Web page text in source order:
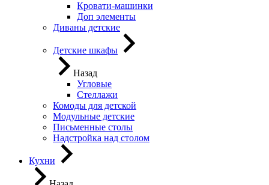
Кровати-машинки
Доп элементы
Диваны детские
Детские шкафы
Назад
Угловые
Стеллажи
Комоды для детской
Модульные детские
Письменные столы
Надстройка над столом
Кухни